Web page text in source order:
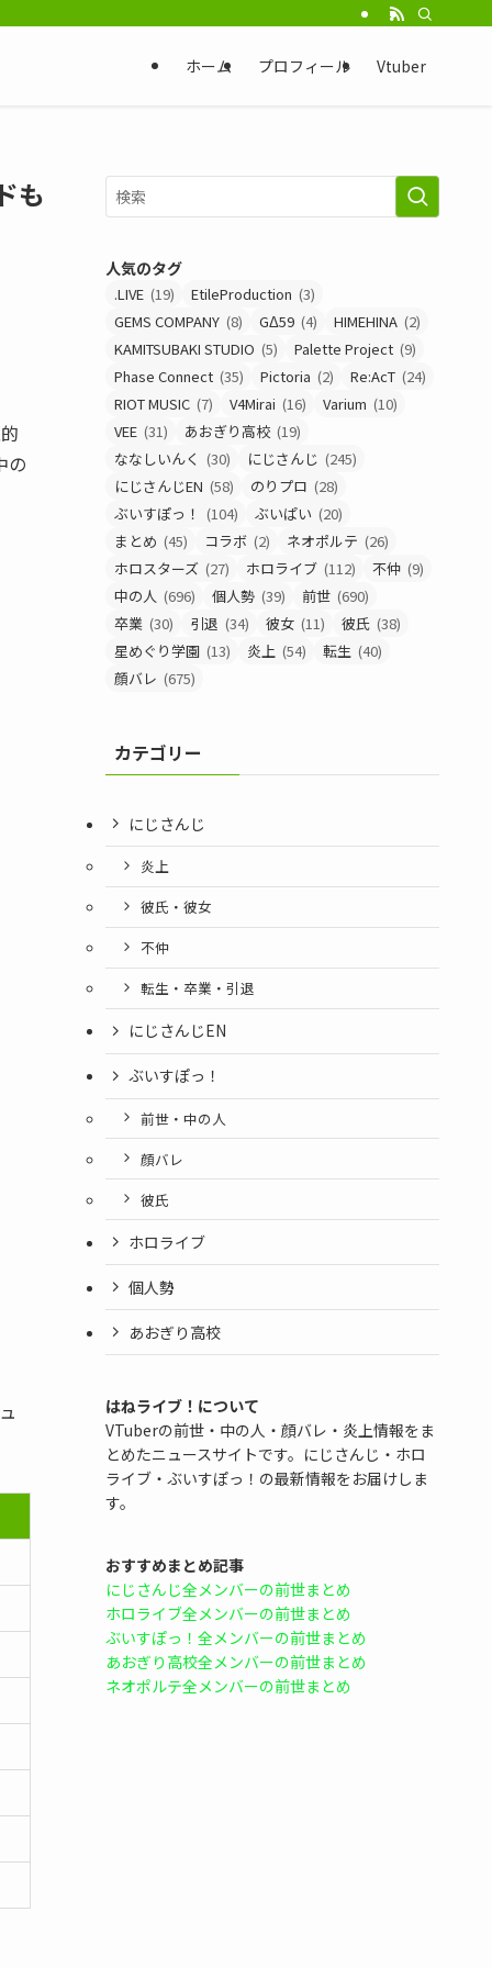
ホーム プロフィール Vtuber
も
の
人気のタグ
.LIVE (19) EtileProduction (3)
GEMS COMPANY (8) GΔ59 (4) HIMEHINA (2)
KAMITSUBAKI STUDIO (5) Palette Project (9)
Phase Connect (35) Pictoria (2) Re:AcT (24)
RIOT MUSIC (7) V4Mirai (16) Varium (10)
VEE (31) あおぎり高校 (19)
ななしいんく (30) にじさんじ (245)
にじさんじEN (58) のりプロ (28)
ぶいすぽっ！
(104) ぶいぱい (20)
まとめ (45) コラボ (2) ネオポルテ (26)
ホロスターズ (27) ホロライブ (112) 不仲 (9)
中の人 (696) 個人勢 (39) 前世 (690)
卒業 (30) 引退 (34) 彼女 (11) 彼氏 (38)
星めぐり学園 (13) 炎上 (54) 転生 (40)
顔バレ (675)
カテゴリー
にじさんじ
炎上
彼氏・彼女
不仲
転生・卒業・引退
にじさんじEN
ぶいすぽっ！
前世・中の人
顔バレ
彼氏
ホロライブ
個人勢
あおぎり高校
はねライブ！について
VTuberの前世・中の人・顔バレ・炎上情報をま
とめたニュースサイトです。にじさんじ・ホロ
ライブ・ぶいすぽっ！の最新情報をお届けしま
す。
おすすめまとめ記事
にじさんじ全メンバーの前世まとめ
ホロライブ全メンバーの前世まとめ
ぶいすぽっ！全メンバーの前世まとめ
あおぎり高校全メンバーの前世まとめ
ネオポルテ全メンバーの前世まとめ